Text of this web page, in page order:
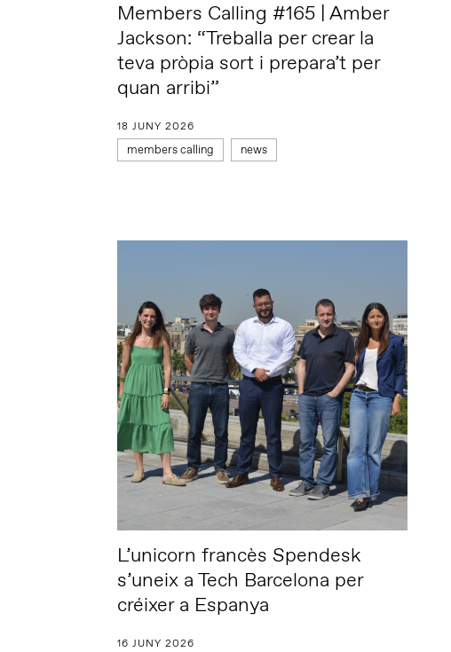
Members Calling #165 | Amber
Jackson: “Treballa per crear la
teva pròpia sort i prepara’t per
quan arribi”
18 JUNY 2026
members calling news
L’unicorn francès Spendesk
s’uneix a Tech Barcelona per
créixer a Espanya
16 JUNY 2026